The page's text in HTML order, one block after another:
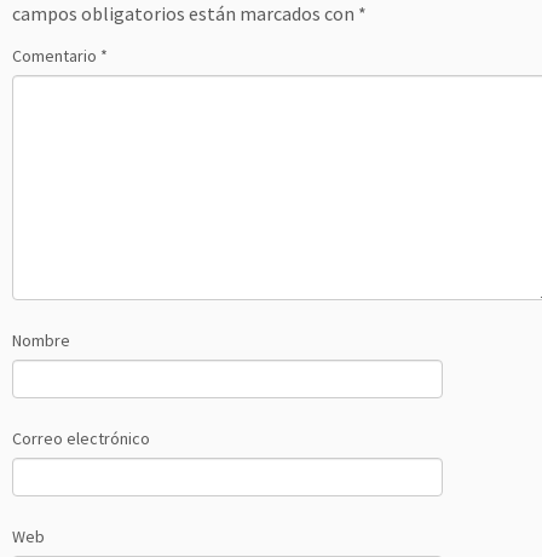
campos obligatorios están marcados con *
Comentario *
Nombre
Correo electrónico
Web